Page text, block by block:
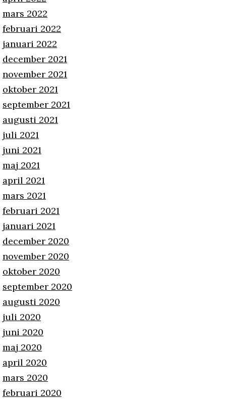
mars 2022
februari 2022
januari 2022
december 2021
november 2021
oktober 2021
september 2021
augusti 2021
juli 2021
juni 2021
maj 2021
april 2021
mars 2021
februari 2021
januari 2021
december 2020
november 2020
oktober 2020
september 2020
augusti 2020
juli 2020
juni 2020
maj 2020
april 2020
mars 2020
februari 2020